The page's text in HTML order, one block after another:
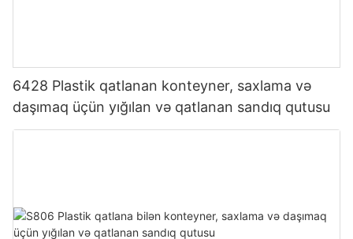
6428 Plastik qatlanan konteyner, saxlama və
daşımaq üçün yığılan və qatlanan sandıq qutusu